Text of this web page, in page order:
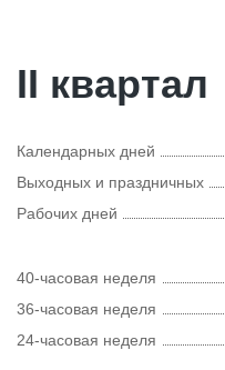
II квартал
Календарных дней
Выходных и праздничных
Рабочих дней
40-часовая неделя
36-часовая неделя
24-часовая неделя